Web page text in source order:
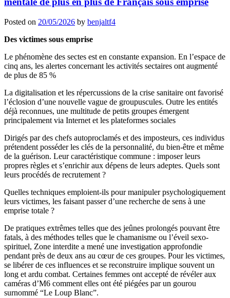
Posted on 20/05/2026 by benjaltf4
Des victimes sous emprise
Le phénomène des sectes est en constante expansion. En l’espace de
cinq ans, les alertes concernant les activités sectaires ont augmenté
de plus de 85 %
La digitalisation et les répercussions de la crise sanitaire ont favorisé
l’éclosion d’une nouvelle vague de groupuscules. Outre les entités
déjà reconnues, une multitude de petits groupes émergent
principalement via Internet et les plateformes sociales
Dirigés par des chefs autoproclamés et des imposteurs, ces individus
prétendent posséder les clés de la personnalité, du bien-être et même
de la guérison. Leur caractéristique commune : imposer leurs
propres règles et s’enrichir aux dépens de leurs adeptes. Quels sont
leurs procédés de recrutement ?
Quelles techniques emploient-ils pour manipuler psychologiquement
leurs victimes, les faisant passer d’une recherche de sens à une
emprise totale ?
De pratiques extrêmes telles que des jeûnes prolongés pouvant être
fatals, à des méthodes telles que le chamanisme ou l’éveil sexo-
spirituel, Zone interdite a mené une investigation approfondie
pendant près de deux ans au cœur de ces groupes. Pour les victimes,
se libérer de ces influences et se reconstruire implique souvent un
long et ardu combat. Certaines femmes ont accepté de révéler aux
caméras d’M6 comment elles ont été piégées par un gourou
surnommé “Le Loup Blanc”.